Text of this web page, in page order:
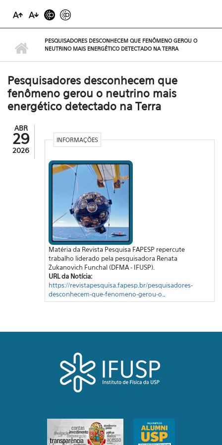
PESQUISADORES DESCONHECEM QUE FENÔMENO GEROU O
NEUTRINO MAIS ENERGÉTICO DETECTADO NA TERRA
Pesquisadores desconhecem que
fenômeno gerou o neutrino mais
energético detectado na Terra
ABR
29
2026
INFORMAÇÕES
Matéria da Revista Pesquisa FAPESP repercute
trabalho liderado pela pesquisadora Renata
Zukanovich Funchal (DFMA - IFUSP).
URL da Notícia:
https://revistapesquisa.fapesp.br/pesquisadores-
desconhecem-que-fenomeno-gerou-o…